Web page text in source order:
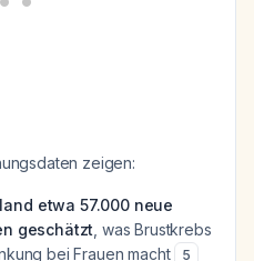
zeigen:
etwa 57.000 neue
geschätzt , was Brustkrebs
bei Frauen macht
5